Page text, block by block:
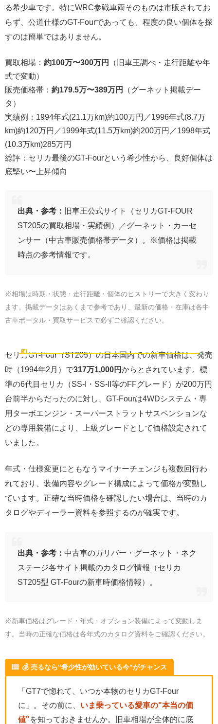
る希少車です。特にWRC参戦車両そのものは市販されてお
らず、公道仕様のGT-Fourであっても、程度の良い個体を探
すのは簡単ではありません。
買取相場： 約100万〜300万円
（旧車王調べ・走行距離や年
式で変動）
販売価格帯： 約179.5万〜389万円
（グーネット掲載デー
タ）
実績例：1994年式(21.1万km)約100万円／1996年式(8.7万
km)約120万円／1999年式(11.5万km)約200万円／1998年式
(10.3万km)285万円
総評：セリカ最後のGT-Fourという希少性から、良好個体は
底堅い〜上昇傾向
出典・参考：
旧車王公式サイト（セリカGT-FOUR
ST205の買取相場・実績例）／グーネット・カーセ
ンサー（中古車販売価格帯データ）。※価格は掲載
時点の参考情報です。
※相場は時期・状態・走行距離・個体のヒストリーで大きく変わり
ます。掲載データはあくまで参考であり、最新の価格・在庫は各中
古車ポータル・買取サービスで必ずご確認ください。
💶 新車価格
セリカGT-Four（ST205）の日本国内での新車価格は、発売
時（1994年2月）で317万1,000円からとされています。標
準の6代目セリカ（SS-I・SS-II等のFFグレード）が200万円
台前半からだったのに対し、GT-Fourは4WDシステム・専
用ターボエンジン・スーパーストラットサスペンションな
どの専用装備により、上級グレードとして価格設定されて
いました。
年式・仕様変更にともなうマイナーチェンジも複数回行わ
れており、装備内容やグレード構成によって価格が変動し
ています。正確な当時価格を確認したい場合は、当時のカ
タログやディーラー資料を参照するのが確実です。
出典・参考： 中古車のガリバー・グーネット・ネク
ステージ各サイト掲載のカタログ情報（セリカ
ST205型 GT-Fourの新車時価格情報）。
※新車価格はグレード・年式・オプション装備によって変動しま
す。当時の正確な価格は各年式のカタログ資料をご確認ください。
💰 売るなら"希少性が効いている今"がチャンス
「GT7で惚れて、いつか本物のセリカGT-Four
に」。その前に、 いま乗っている愛車の"本当の価
値"を知っておきませんか。旧車相場が全体的に底